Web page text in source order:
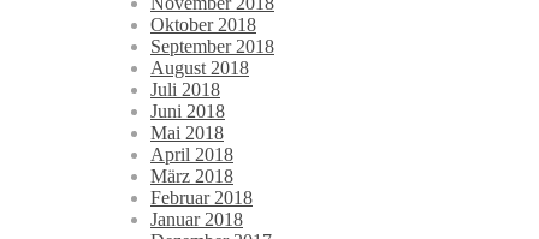
Oktober 2018
September 2018
August 2018
Juli 2018
Juni 2018
Mai 2018
April 2018
März 2018
Februar 2018
Januar 2018